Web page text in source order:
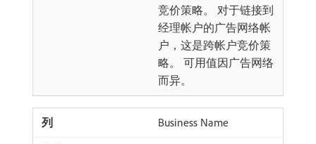
竞价策略。 对于链接到
经理帐户的广告网络帐
户，这是跨帐户竞价策
略。 可用值因广告网络
而异。
Business Name